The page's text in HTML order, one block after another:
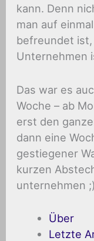
kann. Denn
man auf
befreundet
Unternehmen
Das war es
Woche – ab
erst den
dann eine
gestiegener
kurzen
unternehmen ;)
Über
Letzte